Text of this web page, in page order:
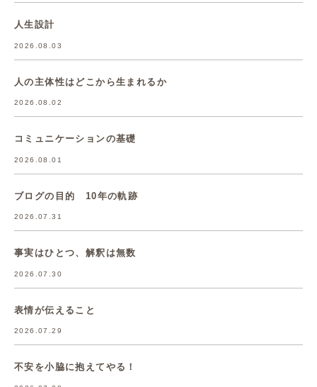
人生設計
2026.08.03
人の主体性はどこから生まれるか
2026.08.02
コミュニケーションの基礎
2026.08.01
ブログの目的 10年の軌跡
2026.07.31
事実はひとつ、解釈は無数
2026.07.30
表情が伝えること
2026.07.29
不安を小脇に抱えてやる！